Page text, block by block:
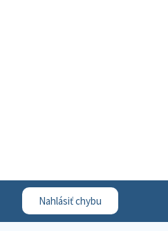
Nahlásiť chybu